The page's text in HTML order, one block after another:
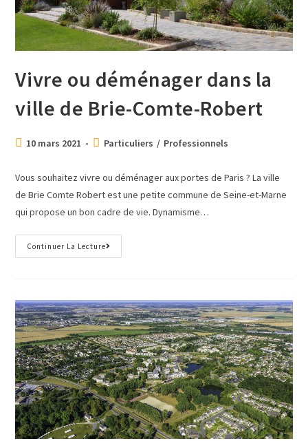
Vivre ou déménager dans la
ville de Brie-Comte-Robert
10 mars 2021 Particuliers / Professionnels
Vous souhaitez vivre ou déménager aux portes de Paris ? La ville
de Brie Comte Robert est une petite commune de Seine-et-Marne
qui propose un bon cadre de vie. Dynamisme…
Continuer La Lecture